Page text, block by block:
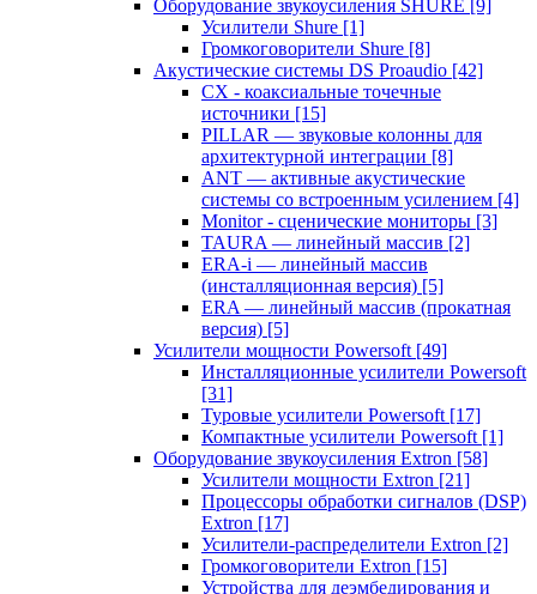
Оборудование звукоусиления SHURE [9]
Усилители Shure [1]
Громкоговорители Shure [8]
Акустические системы DS Proaudio [42]
CX - коаксиальные точечные
источники [15]
PILLAR — звуковые колонны для
архитектурной интеграции [8]
ANT — активные акустические
системы со встроенным усилением [4]
Monitor - сценические мониторы [3]
TAURA — линейный массив [2]
ERA-i — линейный массив
(инсталляционная версия) [5]
ERA — линейный массив (прокатная
версия) [5]
Усилители мощности Powersoft [49]
Инсталляционные усилители Powersoft
[31]
Туровые усилители Powersoft [17]
Компактные усилители Powersoft [1]
Оборудование звукоусиления Extron [58]
Усилители мощности Extron [21]
Процессоры обработки сигналов (DSP)
Extron [17]
Усилители-распределители Extron [2]
Громкоговорители Extron [15]
Устройства для деэмбедирования и